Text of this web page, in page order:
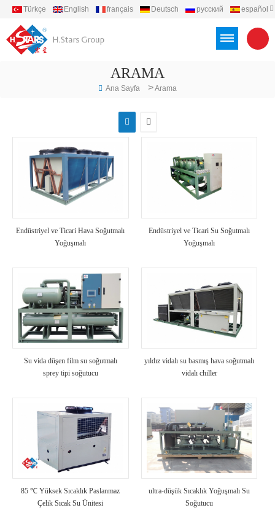
Türkçe English français Deutsch русский
español
ARAMA
Ana Sayfa >Arama
Endüstriyel ve Ticari Hava Soğutmalı
Yoğuşmalı
Endüstriyel ve Ticari Su Soğutmalı
Yoğuşmalı
Su vida düşen film su soğutmalı
sprey tipi soğutucu
yıldız vidalı su basmış hava soğutmalı
vidalı chiller
85 ℃ Yüksek Sıcaklık Paslanmaz
Çelik Sıcak Su Ünitesi
ultra-düşük Sıcaklık Yoğuşmalı Su
Soğutucu